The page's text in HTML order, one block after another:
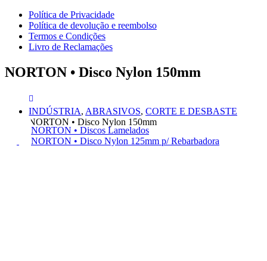
Política de Privacidade
Política de devolução e reembolso
Termos e Condições
Livro de Reclamações
NORTON • Disco Nylon 150mm
INDÚSTRIA, ABRASIVOS, CORTE E DESBASTE
NORTON • Disco Nylon 150mm
NORTON • Discos Lamelados
NORTON • Disco Nylon 125mm p/ Rebarbadora